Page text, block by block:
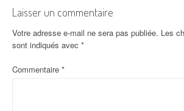
Laisser un commentaire
Votre adresse e-mail ne sera pas publiée. Les
sont indiqués avec *
Commentaire *